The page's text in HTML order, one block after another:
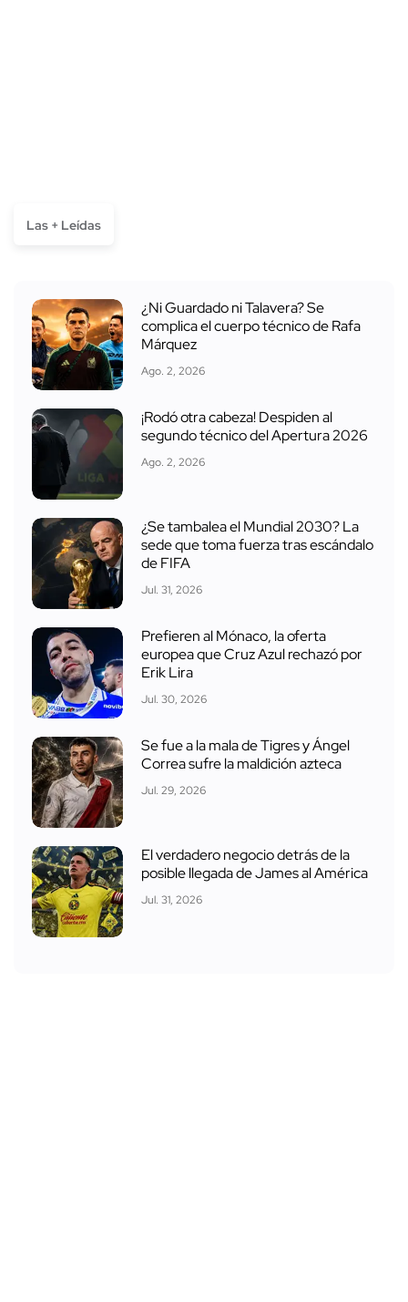
Las + Leídas
¿Ni Guardado ni Talavera? Se
complica el cuerpo técnico de Rafa
Márquez
Ago. 2, 2026
¡Rodó otra cabeza! Despiden al
segundo técnico del Apertura 2026
Ago. 2, 2026
¿Se tambalea el Mundial 2030? La
sede que toma fuerza tras escándalo
de FIFA
Jul. 31, 2026
Prefieren al Mónaco, la oferta
europea que Cruz Azul rechazó por
Erik Lira
Jul. 30, 2026
Se fue a la mala de Tigres y Ángel
Correa sufre la maldición azteca
Jul. 29, 2026
El verdadero negocio detrás de la
posible llegada de James al América
Jul. 31, 2026